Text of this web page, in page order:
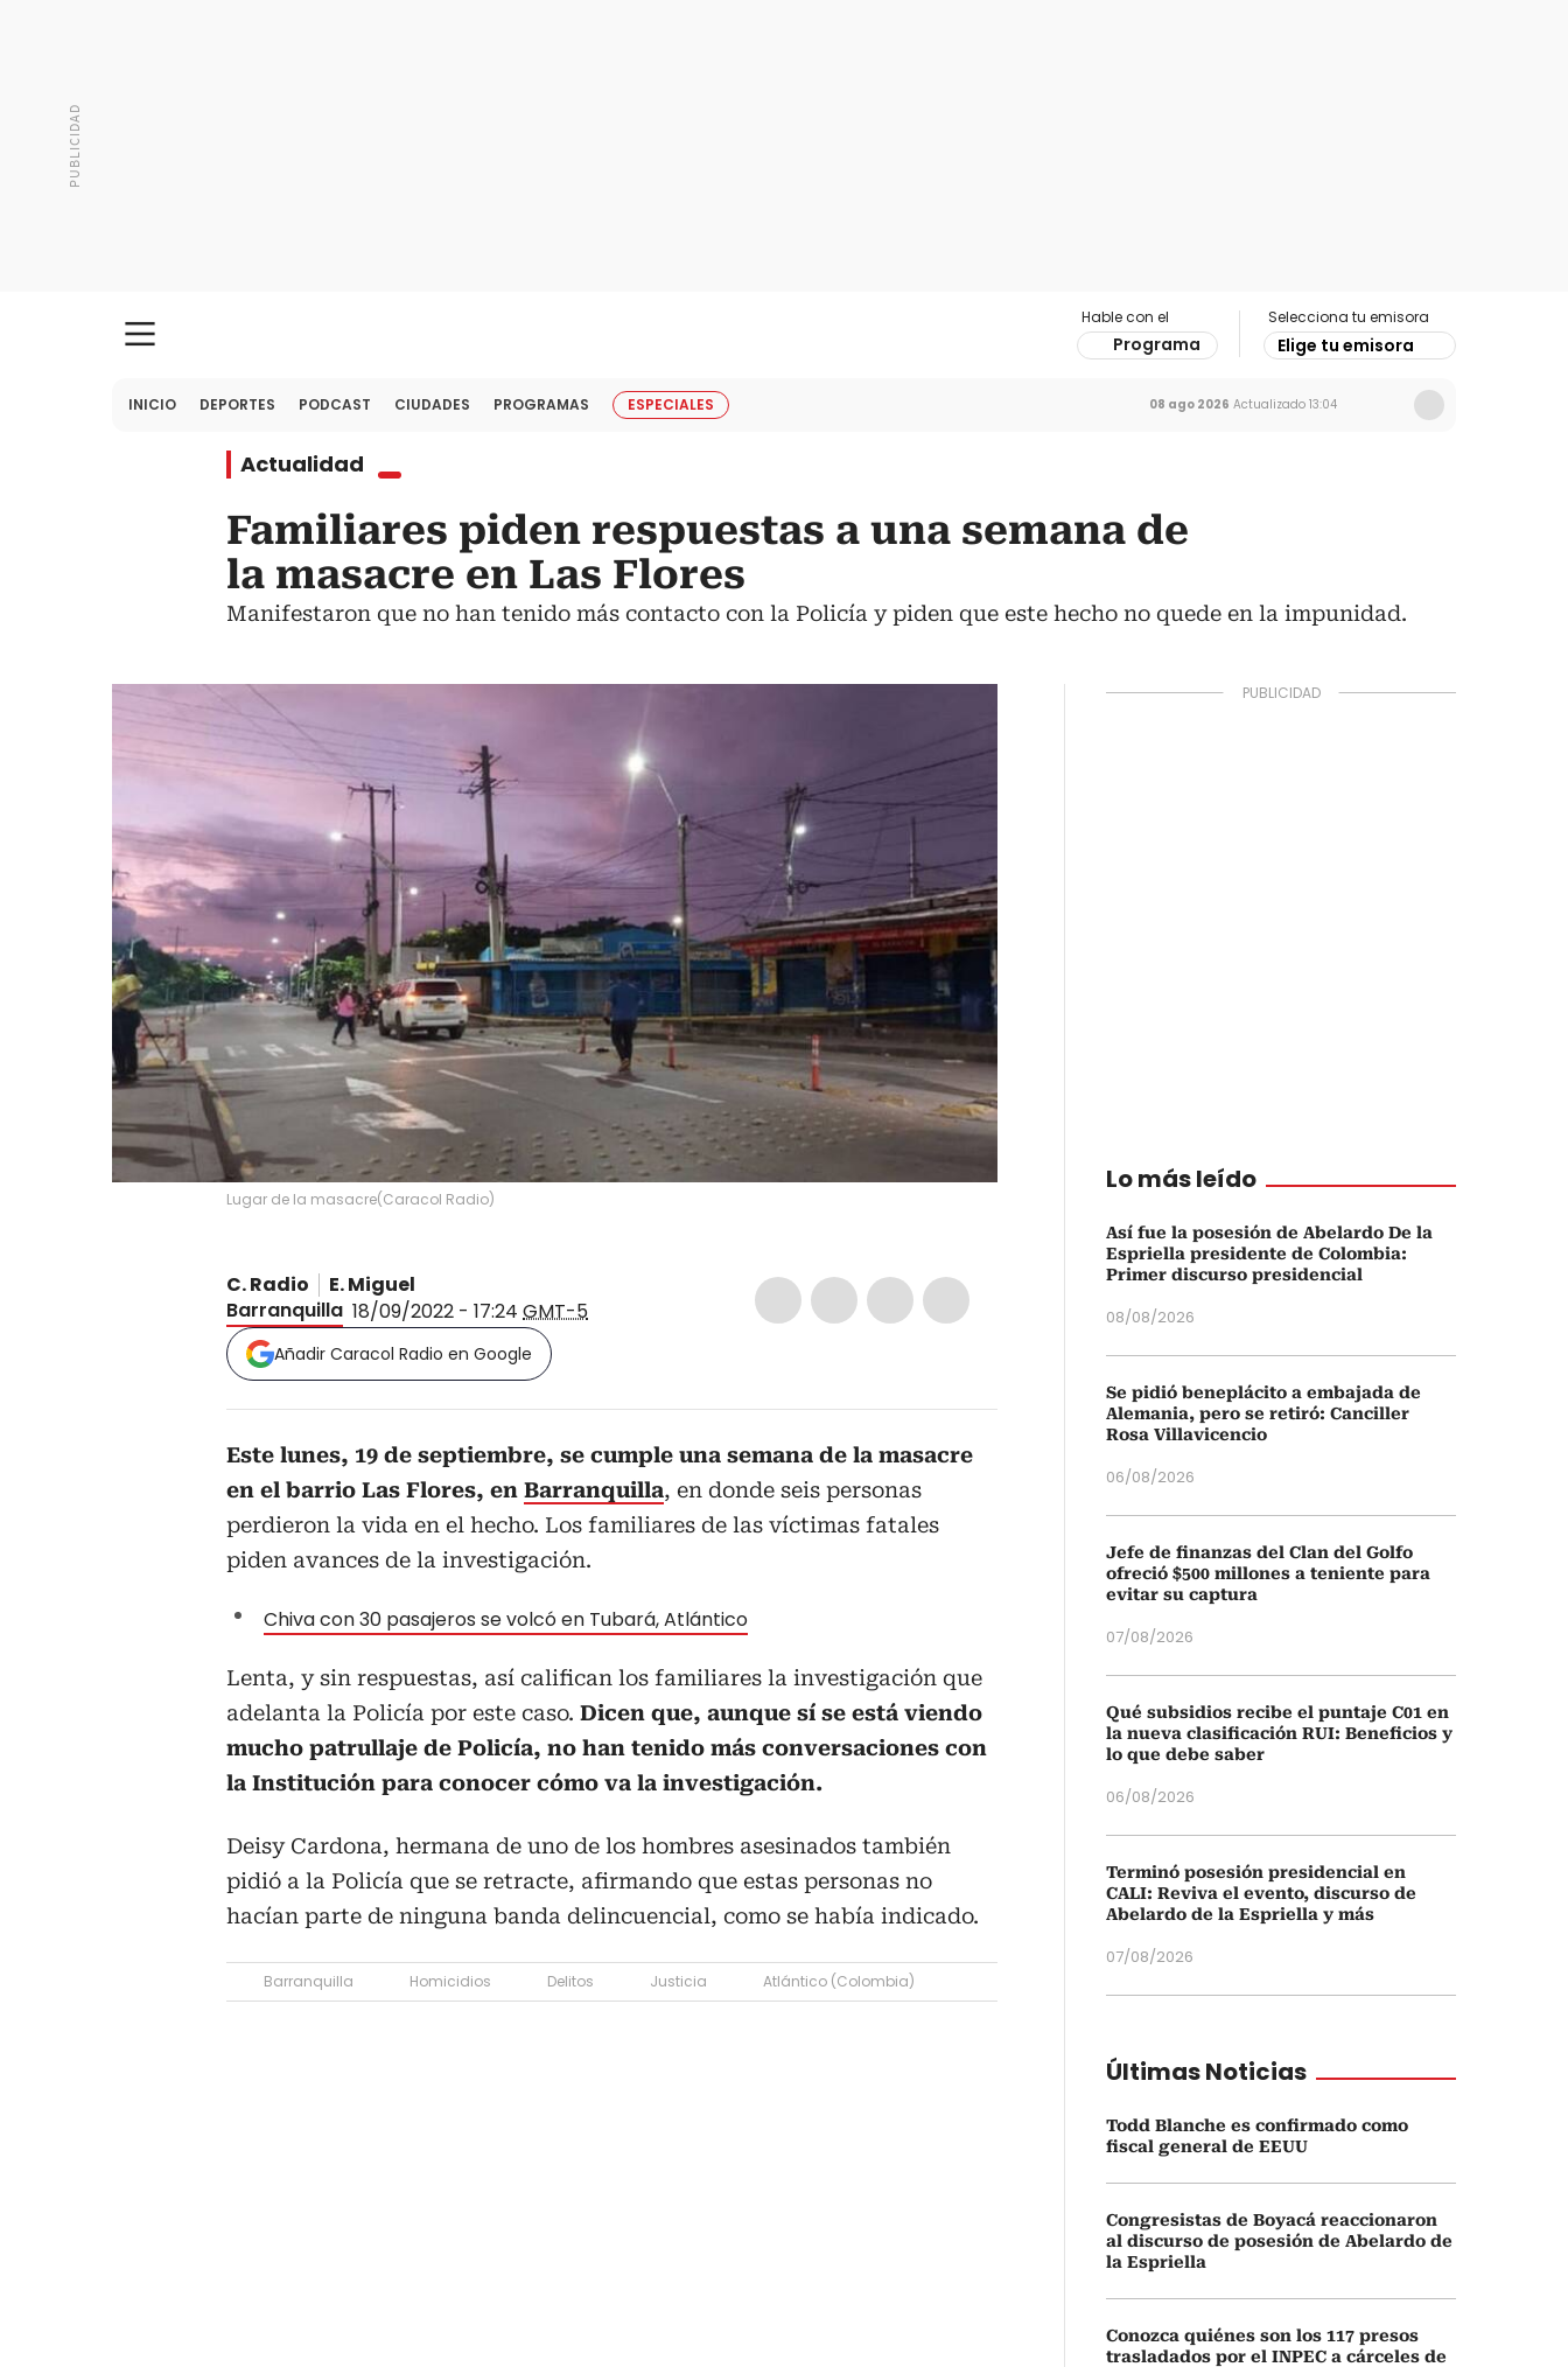
Hable con el
Programa
Selecciona tu emisora
Elige tu emisora
INICIO DEPORTES PODCAST CIUDADES PROGRAMAS ESPECIALES 08 ago 2026 Actualizado 13:04
Actualidad
Familiares piden respuestas a una semana de
la masacre en Las Flores
Manifestaron que no han tenido más contacto con la Policía y piden que este hecho no quede en la impunidad.
Lugar de la masacre(Caracol Radio)
C. Radio
E. Miguel
Barranquilla 18/09/2022 - 17:24 GMT-5
Añadir Caracol Radio en Google
Este lunes, 19 de septiembre, se cumple una semana de la masacre
en el barrio Las Flores, en Barranquilla, en donde seis personas
perdieron la vida en el hecho. Los familiares de las víctimas fatales
piden avances de la investigación.
Chiva con 30 pasajeros se volcó en Tubará, Atlántico
Lenta, y sin respuestas, así califican los familiares la investigación que
adelanta la Policía por este caso. Dicen que, aunque sí se está viendo
mucho patrullaje de Policía, no han tenido más conversaciones con
la Institución para conocer cómo va la investigación.
Deisy Cardona, hermana de uno de los hombres asesinados también
pidió a la Policía que se retracte, afirmando que estas personas no
hacían parte de ninguna banda delincuencial, como se había indicado.
Barranquilla Homicidios Delitos Justicia Atlántico (Colombia)
Lo más leído
Así fue la posesión de Abelardo De la
Espriella presidente de Colombia:
Primer discurso presidencial
08/08/2026
Se pidió beneplácito a embajada de
Alemania, pero se retiró: Canciller
Rosa Villavicencio
06/08/2026
Jefe de finanzas del Clan del Golfo
ofreció $500 millones a teniente para
evitar su captura
07/08/2026
Qué subsidios recibe el puntaje C01 en
la nueva clasificación RUI: Beneficios y
lo que debe saber
06/08/2026
Terminó posesión presidencial en
CALI: Reviva el evento, discurso de
Abelardo de la Espriella y más
07/08/2026
Últimas Noticias
Todd Blanche es confirmado como
fiscal general de EEUU
Congresistas de Boyacá reaccionaron
al discurso de posesión de Abelardo de
la Espriella
Conozca quiénes son los 117 presos
trasladados por el INPEC a cárceles de